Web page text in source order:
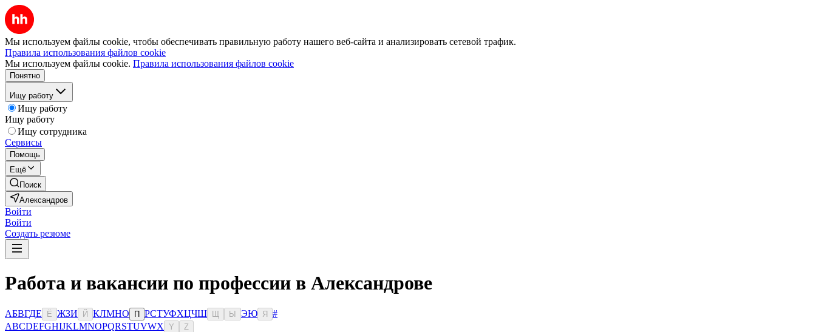
Мы используем файлы cookie, чтобы обеспечивать правильную работу нашего веб-сайта и анализировать сетевой трафик.
Правила использования файлов cookie
Мы используем файлы cookie. Правила использования файлов cookie
Понятно
Ищу работу
Ищу работу
Ищу работу
Ищу сотрудника
Сервисы
Помощь
Ещё
Поиск
Александров
Войти
Войти
Создать резюме
Работа и вакансии по профессии в Александрове
АБВГДЕ Ё ЖЗИ Й КЛМНО П РСТУФХЦЧШ Ы ЭЮ Я
#
ABCDEFGHIJKLMNOPQRSTUVWX Y Z